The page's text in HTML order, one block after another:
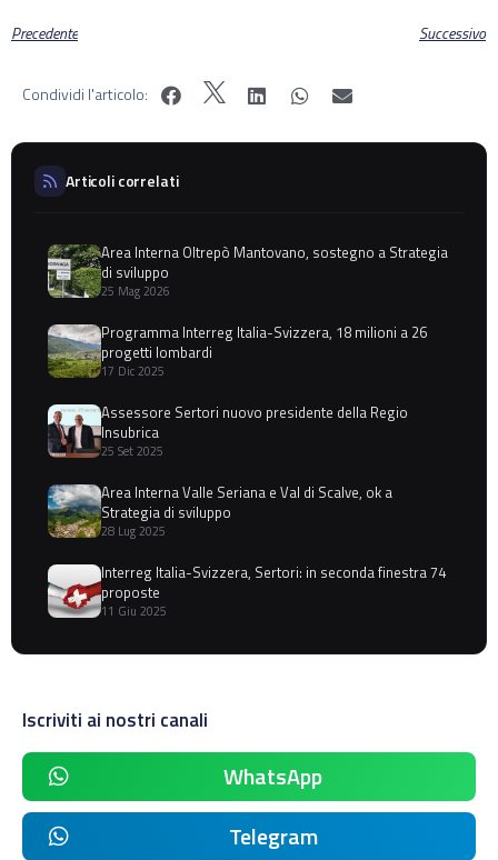
Precedente Successivo
Condividi l'articolo:
Articoli correlati
Area Interna Oltrepò Mantovano, sostegno a Strategia
di sviluppo
25 Mag 2026
Programma Interreg Italia-Svizzera, 18 milioni a 26
progetti lombardi
17 Dic 2025
Assessore Sertori nuovo presidente della Regio
Insubrica
25 Set 2025
Area Interna Valle Seriana e Val di Scalve, ok a
Strategia di sviluppo
28 Lug 2025
Interreg Italia-Svizzera, Sertori: in seconda finestra 74
proposte
11 Giu 2025
Iscriviti ai nostri canali
WhatsApp
Telegram